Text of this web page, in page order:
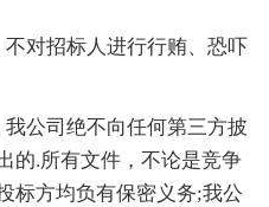
对招标人进行行贿、恐吓
公司绝不向任何第三方披
的.所有文件，不论是竞争
标方均负有保密义务;我公